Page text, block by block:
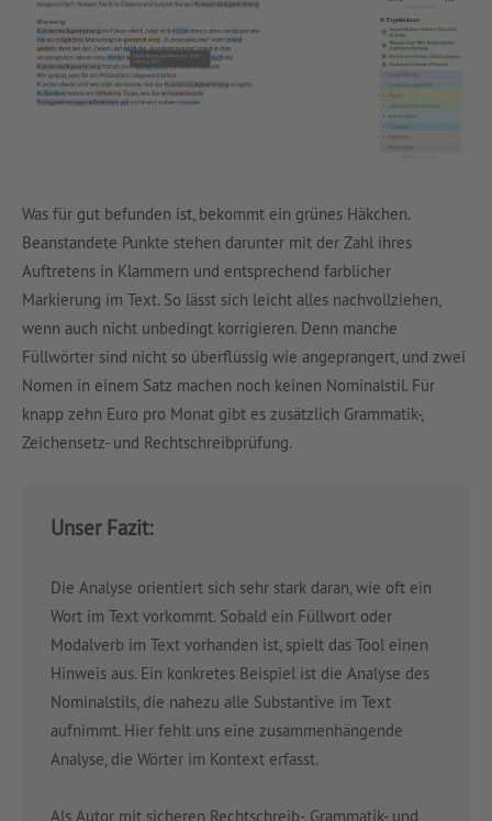
Was für gut befunden ist, bekommt ein grünes Häkchen.
Beanstandete Punkte stehen darunter mit der Zahl ihres
Auftretens in Klammern und entsprechend farblicher
Markierung im Text. So lässt sich leicht alles nachvollziehen,
wenn auch nicht unbedingt korrigieren. Denn manche
Füllwörter sind nicht so überflüssig wie angeprangert, und zwei
Nomen in einem Satz machen noch keinen Nominalstil. Für
knapp zehn Euro pro Monat gibt es zusätzlich Grammatik-,
Zeichensetz- und Rechtschreibprüfung.
Unser Fazit:
Die Analyse orientiert sich sehr stark daran, wie oft ein
Wort im Text vorkommt. Sobald ein Füllwort oder
Modalverb im Text vorhanden ist, spielt das Tool einen
Hinweis aus. Ein konkretes Beispiel ist die Analyse des
Nominalstils, die nahezu alle Substantive im Text
aufnimmt. Hier fehlt uns eine zusammenhängende
Analyse, die Wörter im Kontext erfasst.
Als Autor mit sicheren Rechtschreib-, Grammatik- und